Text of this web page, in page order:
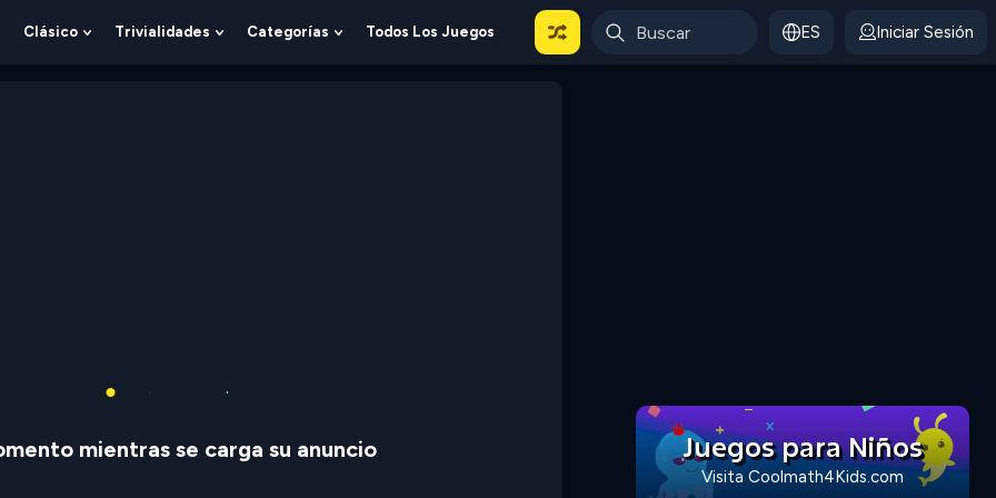
Show
Clásico
Show
Trivialidades
Show
Categorías
Show
Todos Los Juegos ES Iniciar Sesión
mientras se carga su anuncio Juegos para Niños
Visita Coolmath4Kids.com